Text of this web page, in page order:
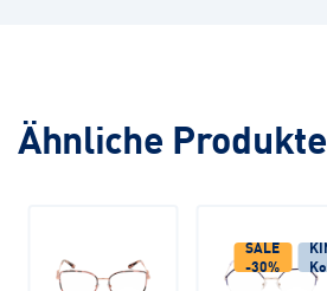
Ähnliche Produkte
SALE
-30%